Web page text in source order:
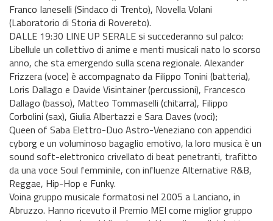
Franco Ianeselli (Sindaco di Trento), Novella Volani
(Laboratorio di Storia di Rovereto).
DALLE 19:30 LINE UP SERALE si succederanno sul palco:
Libellule un collettivo di anime e menti musicali nato lo scorso
anno, che sta emergendo sulla scena regionale. Alexander
Frizzera (voce) è accompagnato da Filippo Tonini (batteria),
Loris Dallago e Davide Visintainer (percussioni), Francesco
Dallago (basso), Matteo Tommaselli (chitarra), Filippo
Corbolini (sax), Giulia Albertazzi e Sara Daves (voci);
Queen of Saba Elettro-Duo Astro-Veneziano con appendici
cyborg e un voluminoso bagaglio emotivo, la loro musica è un
sound soft-elettronico crivellato di beat penetranti, trafitto
da una voce Soul femminile, con influenze Alternative R&B,
Reggae, Hip-Hop e Funky.
Voina gruppo musicale formatosi nel 2005 a Lanciano, in
Abruzzo. Hanno ricevuto il Premio MEI come miglior gruppo